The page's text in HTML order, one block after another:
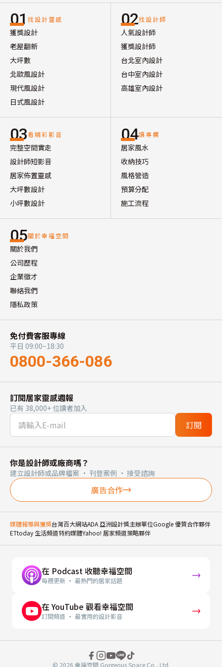
01 找設計靈感
獲獎設計
老屋翻新
大坪數
北歐風設計
現代風設計
日式風設計
02找設計師
人氣設計師
獲獎設計師
台北室內設計
台中室內設計
高雄室內設計
03看精彩影音
完整空間實走
設計師短影音
居家佈置靈感
大坪數設計
小坪數設計
04讀專欄
居家風水
收納技巧
風格營造
預算分配
施工流程
05關於幸福空間
關於我們
公司歷程
企業徵才
聯絡我們
隱私政策
免付費客服專線
平日 09:00~18:30
0800-366-086
訂閱居家靈感週報
已有 38,000+ 位讀者加入
訂閱
你是設計師或廠商嗎？
建立設計師或品牌檔案 · 刊登案例 · 接受諮詢
廣告合作
媒體報導與獲獎台灣百大網站ADA 亞洲設計獎主辦單位Google 優質合作夥伴
ETtoday 生活頻道特約媒體Yahoo! 居家頻道策略夥伴
在 Podcast 收聽幸福空間
每週更新 · 最熱門的居家話題
在 YouTube 觀看幸福空間
訂閱頻道 · 最實用的設計影音
© 2026 幸福空間 Gorgeous Space Co., Ltd.